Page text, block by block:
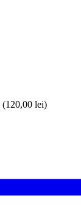
(120,00 lei)